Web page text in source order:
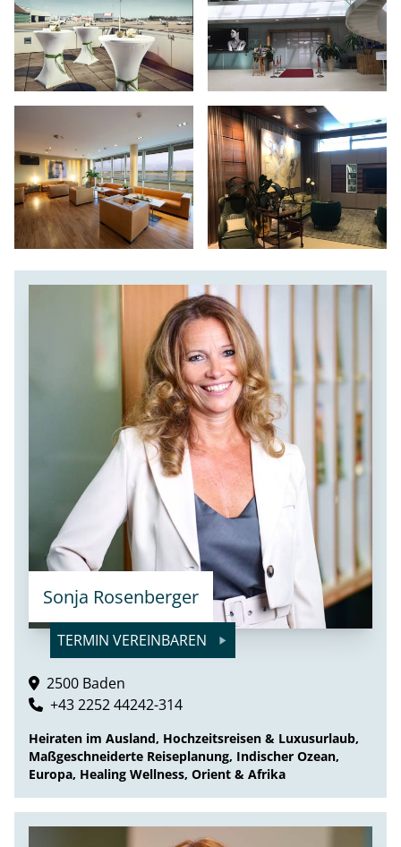
Sonja Rosenberger
TERMIN VEREINBAREN
2500 Baden
+43 2252 44242-314
Heiraten im Ausland, Hochzeitsreisen & Luxusurlaub,
Maßgeschneiderte Reiseplanung, Indischer Ozean,
Europa, Healing Wellness, Orient & Afrika